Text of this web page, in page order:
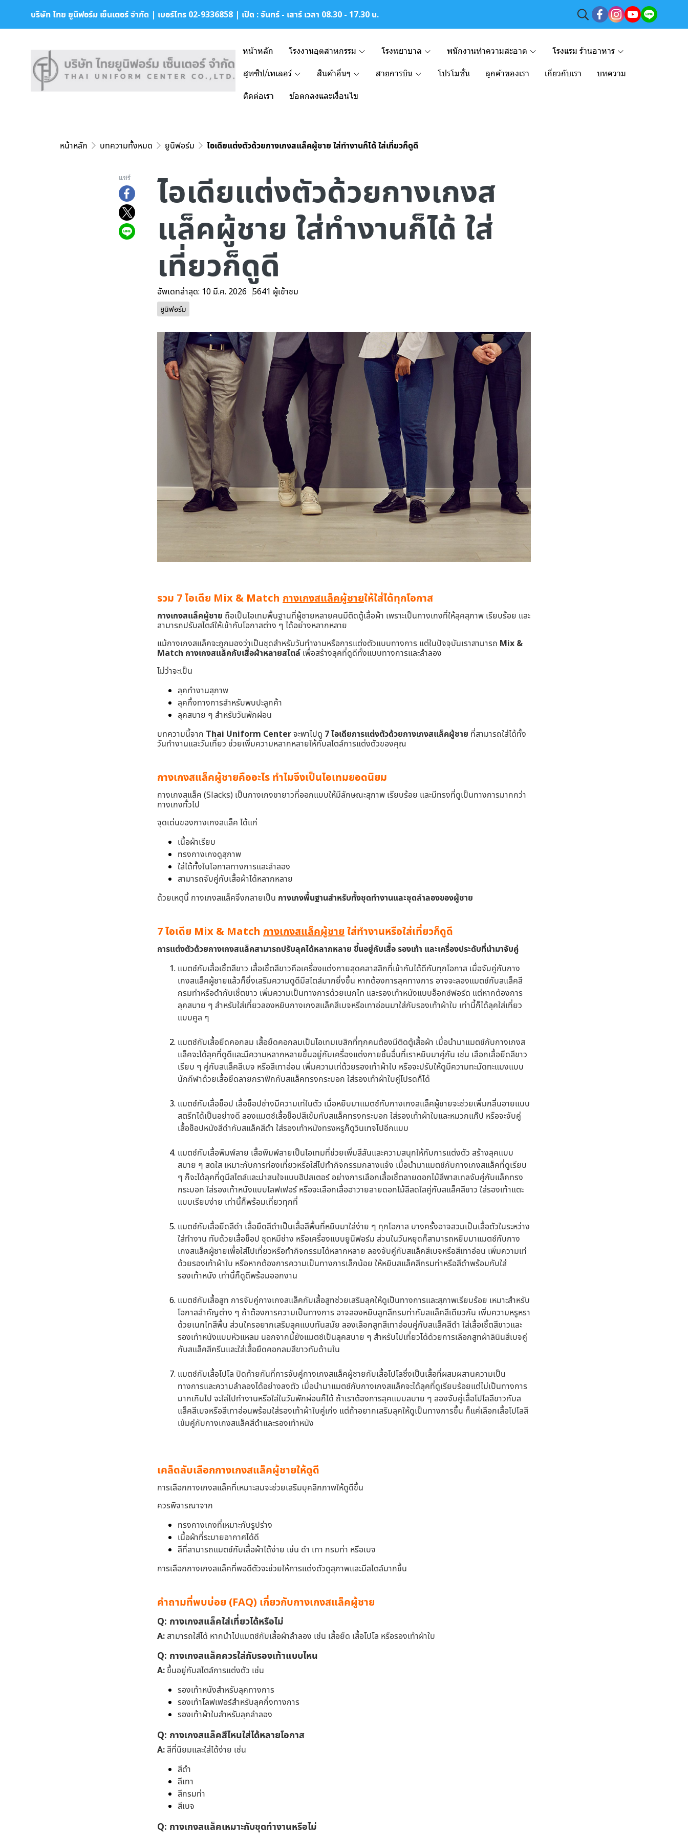
บริษัท ไทย ยูนิฟอร์ม เซ็นเตอร์ จำกัด | เบอร์โทร 02-9336858 | เปิด : จันทร์ - เสาร์ เวลา 08.30 - 17.30 น.
หน้าหลัก โรงงานอุตสาหกรรม โรงพยาบาล พนักงานทำความสะอาด โรงแรม ร้านอาหาร
สูทซิป/เทเลอร์ สินค้าอื่นๆ สายการบิน โปรโมชั่น ลูกค้าของเรา เกี่ยวกับเรา บทความ
ติดต่อเรา ข้อตกลงและเงื่อนไข
หน้าหลัก บทความทั้งหมด ยูนิฟอร์ม ไอเดียแต่งตัวด้วยกางเกงสแล็คผู้ชาย ใส่ทำงานก็ได้ ใส่เที่ยวก็ดูดี
แชร์
ไอเดียแต่งตัวด้วยกางเกงส
แล็คผู้ชาย ใส่ทำงานก็ได้ ใส่
เที่ยวก็ดูดี
อัพเดทล่าสุด: 10 มี.ค. 2026 5641 ผู้เข้าชม
ยูนิฟอร์ม
รวม 7 ไอเดีย Mix & Match กางเกงสแล็คผู้ชายให้ใส่ได้ทุกโอกาส
กางเกงสแล็คผู้ชาย ถือเป็นไอเทมพื้นฐานที่ผู้ชายหลายคนมีติดตู้เสื้อผ้า เพราะเป็นกางเกงที่ให้ลุคสุภาพ เรียบร้อย และ
สามารถปรับสไตล์ให้เข้ากับโอกาสต่าง ๆ ได้อย่างหลากหลาย
แม้กางเกงสแล็คจะถูกมองว่าเป็นชุดสำหรับวันทำงานหรือการแต่งตัวแบบทางการ แต่ในปัจจุบันเราสามารถ Mix &
Match กางเกงสแล็คกับเสื้อผ้าหลายสไตล์ เพื่อสร้างลุคที่ดูดีทั้งแบบทางการและลำลอง
ไม่ว่าจะเป็น
ลุคทำงานสุภาพ
ลุคกึ่งทางการสำหรับพบปะลูกค้า
ลุคสบาย ๆ สำหรับวันพักผ่อน
บทความนี้จาก Thai Uniform Centerจะพาไปดู 7 ไอเดียการแต่งตัวด้วยกางเกงสแล็คผู้ชาย ที่สามารถใส่ได้ทั้ง
วันทำงานและวันเที่ยว ช่วยเพิ่มความหลากหลายให้กับสไตล์การแต่งตัวของคุณ
กางเกงสแล็คผู้ชายคืออะไร ทำไมจึงเป็นไอเทมยอดนิยม
กางเกงสแล็ค (Slacks) เป็นกางเกงขายาวที่ออกแบบให้มีลักษณะสุภาพ เรียบร้อย และมีทรงที่ดูเป็นทางการมากกว่า
กางเกงทั่วไป
จุดเด่นของกางเกงสแล็ค ได้แก่
เนื้อผ้าเรียบ
ทรงกางเกงดูสุภาพ
ใส่ได้ทั้งในโอกาสทางการและลำลอง
สามารถจับคู่กับเสื้อผ้าได้หลากหลาย
ด้วยเหตุนี้ กางเกงสแล็คจึงกลายเป็น กางเกงพื้นฐานสำหรับทั้งชุดทำงานและชุดลำลองของผู้ชาย
7 ไอเดีย Mix & Match กางเกงสแล็คผู้ชาย ใส่ทำงานหรือใส่เที่ยวก็ดูดี
การแต่งตัวด้วยกางเกงสแล็คสามารถปรับลุคได้หลากหลาย ขึ้นอยู่กับเสื้อ รองเท้า และเครื่องประดับที่นำมาจับคู่
แมตช์กับเสื้อเชิ้ตสีขาว เสื้อเชิ้ตสีขาวคือเครื่องแต่งกายสุดคลาสสิกที่เข้ากันได้ดีกับทุกโอกาส เมื่อจับคู่กับกาง
เกงสแล็คผู้ชายแล้วก็ยิ่งเสริมความดูดีมีสไตล์มากยิ่งขึ้น หากต้องการลุคทางการ อาจจะลองแมตช์กับสแล็คสี
กรมท่าหรือดำกับเชิ้ตขาว เพิ่มความเป็นทางการด้วยเนกไท และรองเท้าหนังแบบอ็อกซ์ฟอร์ด แต่หากต้องการ
ลุคสบาย ๆ สำหรับใส่เที่ยวลองหยิบกางเกงสแล็คสีเบจหรือเทาอ่อนมาใส่กับรองเท้าผ้าใบ เท่านี้ก็ได้ลุคใส่เที่ยว
แบบคูล ๆ
แมตช์กับเสื้อยืดคอกลม เสื้อยืดคอกลมเป็นไอเทมเบสิกที่ทุกคนต้องมีติดตู้เสื้อผ้า เมื่อนำมาแมตช์กับกางเกงส
แล็คจะได้ลุคที่ดูดีและมีความหลากหลายขึ้นอยู่กับเครื่องแต่งกายชิ้นอื่นที่เราหยิบมาคู่กัน เช่น เลือกเสื้อยืดสีขาว
เรียบ ๆ คู่กับสแล็คสีเบจ หรือสีเทาอ่อน เพิ่มความเท่ด้วยรองเท้าผ้าใบ หรือจะปรับให้ดูมีความทะมัดทะแมงแบบ
นักกีฬาด้วยเสื้อยืดลายกราฟิกกับสแล็คทรงกระบอก ใส่รองเท้าผ้าใบคู่โปรดก็ได้
แมตช์กับเสื้อช็อป เสื้อช็อปช่างมีความเท่ในตัว เมื่อหยิบมาแมตช์กับกางเกงสแล็คผู้ชายจะช่วยเพิ่มกลิ่นอายแบบ
สตรีทได้เป็นอย่างดี ลองแมตช์เสื้อช็อปสีเข้มกับสแล็คทรงกระบอก ใส่รองเท้าผ้าใบและหมวกแก๊ป หรือจะจับคู่
เสื้อช็อปหนังสีดำกับสแล็คสีดำ ใส่รองเท้าหนังทรงหรูก็ดูวินเทจไปอีกแบบ
แมตช์กับเสื้อพิมพ์ลาย เสื้อพิมพ์ลายเป็นไอเทมที่ช่วยเพิ่มสีสันและความสนุกให้กับการแต่งตัว สร้างลุคแบบ
สบาย ๆ สดใส เหมาะกับการท่องเที่ยวหรือใส่ไปทำกิจกรรมกลางแจ้ง เมื่อนำมาแมตช์กับกางเกงสแล็คที่ดูเรียบ
ๆ ก็จะได้ลุคที่ดูมีสไตล์และน่าสนใจแบบฮิปสเตอร์ อย่างการเลือกเสื้อเชิ้ตลายดอกไม้สีพาสเทลจับคู่กับแล็คทรง
กระบอก ใส่รองเท้าหนังแบบโลฟเฟอร์ หรือจะเลือกเสื้อฮาวายลายดอกไม้สีสดใสคู่กับสแล็คสีขาว ใส่รองเท้าแตะ
แบบเรียบง่าย เท่านี้ก็พร้อมเที่ยวทุกที่
แมตช์กับเสื้อยืดสีดำ เสื้อยืดสีดำเป็นเสื้อสีพื้นที่หยิบมาใส่ง่าย ๆ ทุกโอกาส บางครั้งอาจสวมเป็นเสื้อตัวในระหว่าง
ใส่ทำงาน ทับด้วยเสื้อช็อป ชุดหมีช่าง หรือเครื่องแบบยูนิฟอร์ม ส่วนในวันหยุดก็สามารถหยิบมาแมตช์กับกาง
เกงสแล็คผู้ชายเพื่อใส่ไปเที่ยวหรือทำกิจกรรมได้หลากหลาย ลองจับคู่กับสแล็คสีเบจหรือสีเทาอ่อน เพิ่มความเท่
ด้วยรองเท้าผ้าใบ หรือหากต้องการความเป็นทางการเล็กน้อย ให้หยิบสแล็คสีกรมท่าหรือสีดำพร้อมกับใส่
รองเท้าหนัง เท่านี้ก็ดูดีพร้อมออกงาน
แมตช์กับเสื้อสูท การจับคู่กางเกงสแล็คกับเสื้อสูทช่วยเสริมลุคให้ดูเป็นทางการและสุภาพเรียบร้อย เหมาะสำหรับ
โอกาสสำคัญต่าง ๆ ถ้าต้องการความเป็นทางการ อาจลองหยิบสูทสีกรมท่ากับสแล็คสีเดียวกัน เพิ่มความหรูหรา
ด้วยเนกไทสีพื้น ส่วนใครอยากเสริมลุคแบบทันสมัย ลองเลือกสูทสีเทาอ่อนคู่กับสแล็คสีดำ ใส่เสื้อเชิ้ตสีขาวและ
รองเท้าหนังแบบหัวแหลม นอกจากนี้ยังแมตช์เป็นลุคสบาย ๆ สำหรับไปเที่ยวได้ด้วยการเลือกสูทผ้าลินินสีเบจคู่
กับสแล็คสีครีมและใส่เสื้อยืดคอกลมสีขาวทับด้านใน
แมตช์กับเสื้อโปโล ปิดท้ายกันที่การจับคู่กางเกงสแล็คผู้ชายกับเสื้อโปโลซึ่งเป็นเสื้อที่ผสมผสานความเป็น
ทางการและความลำลองได้อย่างลงตัว เมื่อนำมาแมตช์กับกางเกงสแล็คจะได้ลุคที่ดูเรียบร้อยแต่ไม่เป็นทางการ
มากเกินไป จะใส่ไปทำงานหรือใส่ในวันพักผ่อนก็ได้ ถ้าเราต้องการลุคแบบสบาย ๆ ลองจับคู่เสื้อโปโลสีขาวกับส
แล็คสีเบจหรือสีเทาอ่อนพร้อมใส่รองเท้าผ้าใบคู่เก่ง แต่ถ้าอยากเสริมลุคให้ดูเป็นทางการขึ้น ก็แค่เลือกเสื้อโปโลสี
เข้มคู่กับกางเกงสแล็คสีดำและรองเท้าหนัง
เคล็ดลับเลือกกางเกงสแล็คผู้ชายให้ดูดี
การเลือกกางเกงสแล็คที่เหมาะสมจะช่วยเสริมบุคลิกภาพให้ดูดีขึ้น
ควรพิจารณาจาก
ทรงกางเกงที่เหมาะกับรูปร่าง
เนื้อผ้าที่ระบายอากาศได้ดี
สีที่สามารถแมตช์กับเสื้อผ้าได้ง่าย เช่น ดำ เทา กรมท่า หรือเบจ
การเลือกกางเกงสแล็คที่พอดีตัวจะช่วยให้การแต่งตัวดูสุภาพและมีสไตล์มากขึ้น
คำถามที่พบบ่อย (FAQ) เกี่ยวกับกางเกงสแล็คผู้ชาย
Q: กางเกงสแล็คใส่เที่ยวได้หรือไม่
A:สามารถใส่ได้ หากนำไปแมตช์กับเสื้อผ้าลำลอง เช่น เสื้อยืด เสื้อโปโล หรือรองเท้าผ้าใบ
Q: กางเกงสแล็คควรใส่กับรองเท้าแบบไหน
A:ขึ้นอยู่กับสไตล์การแต่งตัว เช่น
รองเท้าหนังสำหรับลุคทางการ
รองเท้าโลฟเฟอร์สำหรับลุคกึ่งทางการ
รองเท้าผ้าใบสำหรับลุคลำลอง
Q: กางเกงสแล็คสีไหนใส่ได้หลายโอกาส
A:สีที่นิยมและใส่ได้ง่าย เช่น
สีดำ
สีเทา
สีกรมท่า
สีเบจ
Q: กางเกงสแล็คเหมาะกับชุดทำงานหรือไม่